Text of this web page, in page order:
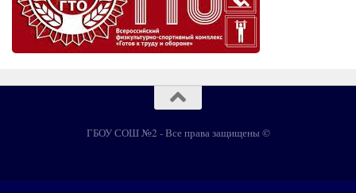
ГБОУ СОШ №2 - Все права защищены ©